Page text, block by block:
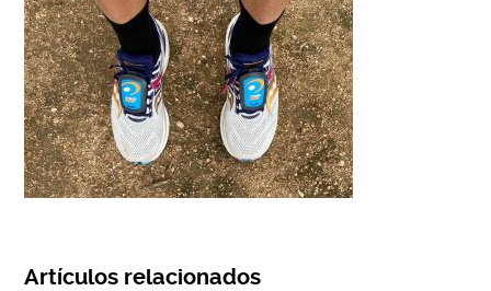
Artículos relacionados